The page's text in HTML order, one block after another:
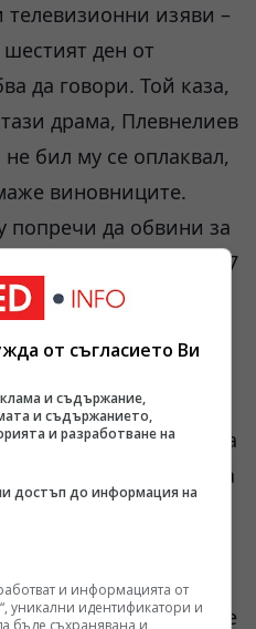
изяви –
ден от
да говори. Той каза,
драма, Плевнелиев
бил му се оплаквал,
виновниците.
попречи да обвини за
и за драмите от 2007
време, той вече
на София и
коалиция.
да
лъже учителката
защото само седмица
кандидат-
в „Стандарт”
с тогавашния
е отишъл да му се
от съгласието Ви
и съдържание,
и съдържанието,
и разработване на
достъп до информация на
и информацията от
уникални идентификатори и
бъде съхранявана и